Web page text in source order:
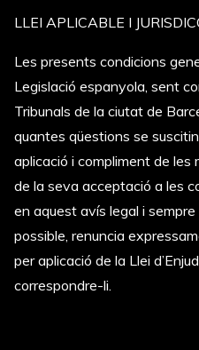
LLEI APLICABLE I
Les presents condicions
Legislació espanyola, sent
Tribunals de la ciutat de
quantes qüestions se
aplicació i compliment de les
de la seva acceptació a les
en aquest avís legal i
possible, renuncia
per aplicació de la Llei
correspondre-li.